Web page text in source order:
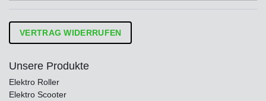
VERTRAG WIDERRUFEN
Unsere Produkte
Elektro Roller
Elektro Scooter